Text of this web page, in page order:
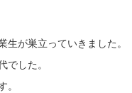
が巣立っていきました。
した。